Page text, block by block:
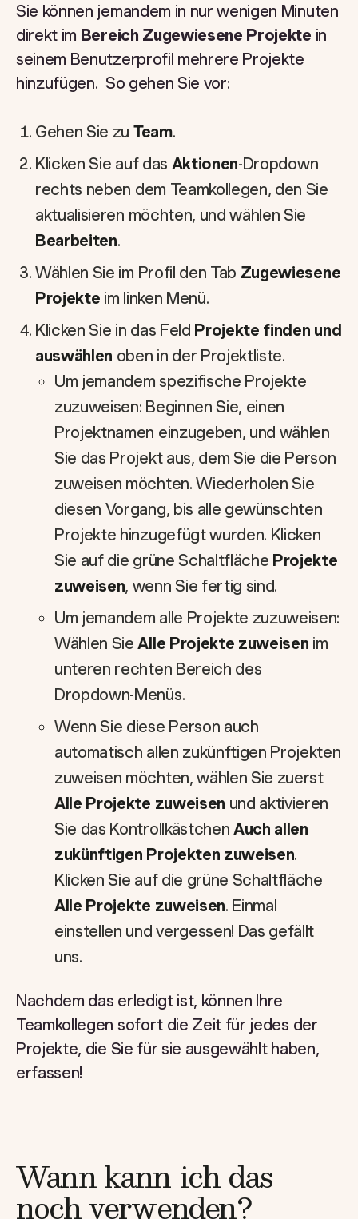
Sie können jemandem in nur wenigen Minuten
direkt im Bereich Zugewiesene Projekte in
seinem Benutzerprofil mehrere Projekte
hinzufügen. So gehen Sie vor:
Gehen Sie zu Team.
Klicken Sie auf das Aktionen-Dropdown
rechts neben dem Teamkollegen, den Sie
aktualisieren möchten, und wählen Sie
Bearbeiten.
Wählen Sie im Profil den Tab Zugewiesene
Projekte im linken Menü.
Klicken Sie in das Feld Projekte finden und
auswählen oben in der Projektliste.
Um jemandem spezifische Projekte
zuzuweisen: Beginnen Sie, einen
Projektnamen einzugeben, und wählen
Sie das Projekt aus, dem Sie die Person
zuweisen möchten. Wiederholen Sie
diesen Vorgang, bis alle gewünschten
Projekte hinzugefügt wurden. Klicken
Sie auf die grüne Schaltfläche Projekte
zuweisen, wenn Sie fertig sind.
Um jemandem alle Projekte zuzuweisen:
Wählen SieAlle Projekte zuweisen im
unteren rechten Bereich des
Dropdown-Menüs.
Wenn Sie diese Person auch
automatisch allen zukünftigen Projekten
zuweisen möchten, wählen Sie zuerst
Alle Projekte zuweisen und aktivieren
Sie das Kontrollkästchen Auch allen
zukünftigen Projekten zuweisen.
Klicken Sie auf die grüne Schaltfläche
Alle Projekte zuweisen. Einmal
einstellen und vergessen! Das gefällt
uns.
Nachdem das erledigt ist, können Ihre
Teamkollegen sofort die Zeit für jedes der
Projekte, die Sie für sie ausgewählt haben,
erfassen!
Wann kann ich das
noch verwenden?